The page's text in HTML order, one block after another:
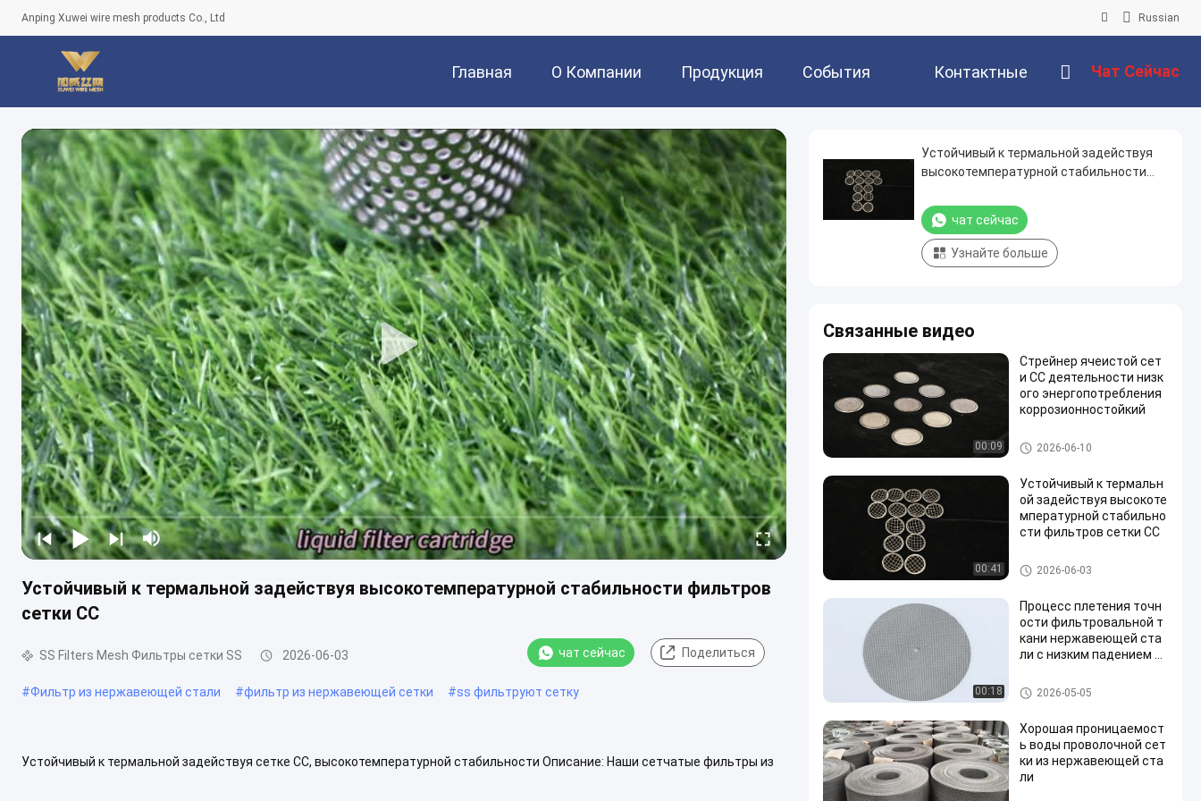
Anping Xuwei wire mesh products Co., Ltd Russian
Главная
Страница
О Компании Продукция События Контактные
Данные
Чат Сейчас
Устойчивый к термальной задействуя высокотемпературной стабильности фильтров
сетки СС
SS Filters Mesh Фильтры сетки SS 2026-06-03 чат сейчас Поделиться
#Фильтр из нержавеющей стали #фильтр из нержавеющей сетки #ss фильтруют сетку
Устойчивый к термальной задействуя сетке СС, высокотемпературной стабильности Описание: Наши сетчатые фильтры из
Устойчивый к термальной задействуя
высокотемпературной стабильности
чат сейчас
Узнайте больше
Связанные видео
00:09
Стрейнер ячеистой сет
и СС деятельности низк
ого энергопотребления
коррозионностойкий
SS Filters Mesh Фильтры сетк
и SS
2026-06-10
00:41
Устойчивый к термальн
ой задействуя высокоте
мпературной стабильно
сти фильтров сетки СС
SS Filters Mesh Фильтры сетк
и SS
2026-06-03
00:18
Процесс плетения точн
ости фильтровальной т
кани нержавеющей ста
ли с низким падением д
SS Filters Mesh Фильтры сетк
и SS
2026-05-05
Хорошая проницаемост
ь воды проволочной сет
ки из нержавеющей ста
ли